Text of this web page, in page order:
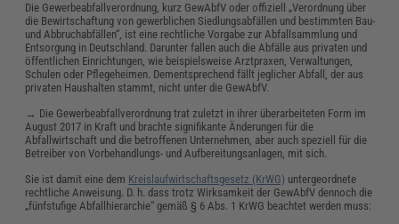
Die Gewerbeabfallverordnung, kurz GewAbfV oder offiziell „Verordnung über
die Bewirtschaftung von gewerblichen Siedlungsabfällen und bestimmten Bau-
und Abbruchabfällen“, ist eine rechtliche Vorgabe zur Abfallsammlung und
Entsorgung in Deutschland. Darunter fallen auch die Abfälle aus privaten und
öffentlichen Einrichtungen, wie beispielsweise Arztpraxen, Verwaltungen,
Schulen oder Pflegeheimen. Dementsprechend fällt jeglicher Abfall, der aus
privaten Haushalten stammt, nicht unter die GewAbfV.
→ Die Gewerbeabfallverordnung trat zuletzt in ihrer überarbeiteten Form im
August 2017 in Kraft und brachte signifikante Änderungen für die
Abfallwirtschaft und die betroffenen Unternehmen, aber auch speziell für die
Betreiber von Vorbehandlungs- und Aufbereitungsanlagen, mit sich.
Sie ist damit eine dem Kreislaufwirtschaftsgesetz (KrWG) untergeordnete
rechtliche Anweisung. D. h. dass trotz Wirksamkeit der GewAbfV dennoch die
„fünfstufige Abfallhierarchie“ gemäß § 6 Abs. 1 KrWG beachtet werden muss: